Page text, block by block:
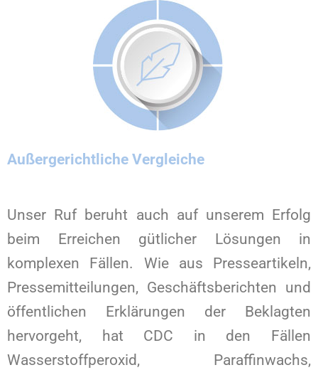
Außergerichtliche Vergleiche
Unser Ruf beruht auch auf unserem Erfolg
beim Erreichen gütlicher Lösungen in
komplexen Fällen. Wie aus Presseartikeln,
Pressemitteilungen, Geschäftsberichten und
öffentlichen Erklärungen der Beklagten
hervorgeht, hat CDC in den Fällen
Wasserstoffperoxid, Paraffinwachs,